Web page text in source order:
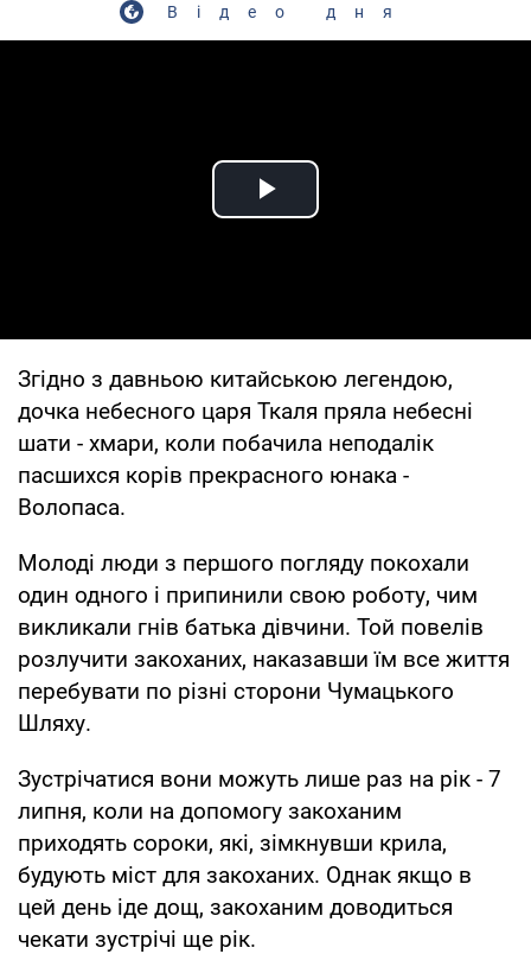
Відео дня
Play Video
Згідно з давньою китайською легендою,
дочка небесного царя Ткаля пряла небесні
шати - хмари, коли побачила неподалік
пасшихся корів прекрасного юнака -
Волопаса.
Молоді люди з першого погляду покохали
один одного і припинили свою роботу, чим
викликали гнів батька дівчини. Той повелів
розлучити закоханих, наказавши їм все життя
перебувати по різні сторони Чумацького
Шляху.
Зустрічатися вони можуть лише раз на рік - 7
липня, коли на допомогу закоханим
приходять сороки, які, зімкнувши крила,
будують міст для закоханих. Однак якщо в
цей день іде дощ, закоханим доводиться
чекати зустрічі ще рік.